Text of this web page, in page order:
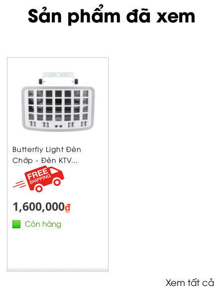
Sản phẩm đã xem
Butterfly Light Đèn
Chớp - Đèn KTV...
1,600,000₫
Còn hàng
Xem tất cả